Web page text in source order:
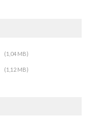
(1,04 MB)
(1,12 MB)